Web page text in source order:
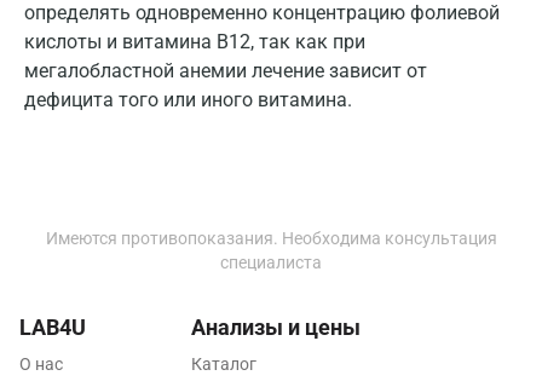
определять одновременно концентрацию фолиевой
кислоты и витамина В12, так как при
мегалобластной анемии лечение зависит от
дефицита того или иного витамина.
Лобня
Мытищи
Набережные Челны
Имеются противопоказания. Необходима консультация
специалиста
LAB4U
О нас
Анализы и цены
Каталог